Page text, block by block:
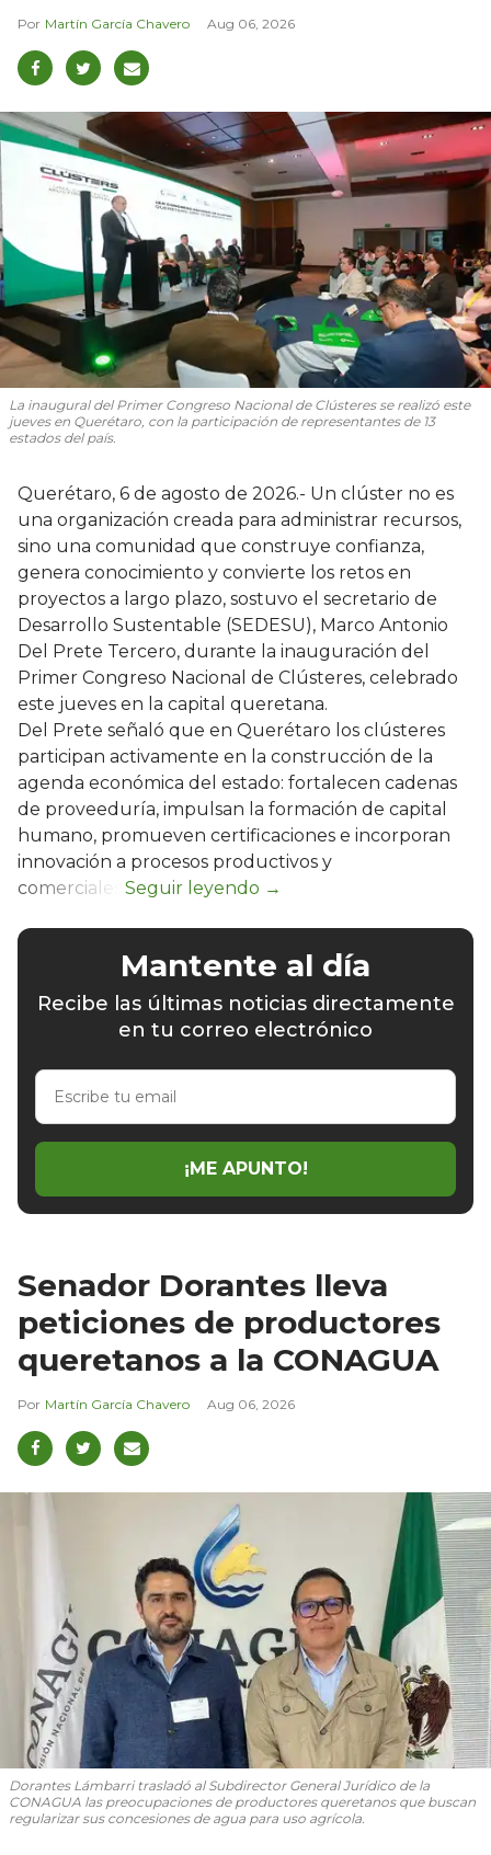
Martín García Chavero Aug 06, 2026
La inaugural del Primer Congreso Nacional de Clústeres se realizó este
jueves en Querétaro, con la participación de representantes de 13
estados del país.
Querétaro, 6 de agosto de 2026.- Un clúster no es
una organización creada para administrar recursos,
sino una comunidad que construye confianza,
genera conocimiento y convierte los retos en
proyectos a largo plazo, sostuvo el secretario de
Desarrollo Sustentable (SEDESU), Marco Antonio
Del Prete Tercero, durante la inauguración del
Primer Congreso Nacional de Clústeres, celebrado
este jueves en la capital queretana.
Del Prete señaló que en Querétaro los clústeres
participan activamente en la construcción de la
agenda económica del estado: fortalecen cadenas
de proveeduría, impulsan la formación de capital
humano, promueven certificaciones e incorporan
innovación a procesos productivos y
comerciales.
Mantente al día
Recibe las últimas noticias directamente
en tu correo electrónico
Escribe
email
¡ME APUNTO!
Senador Dorantes lleva
peticiones de productores
queretanos a la CONAGUA
Martín García Chavero Aug 06, 2026
Dorantes Lámbarri trasladó al Subdirector General Jurídico de la
CONAGUA las preocupaciones de productores queretanos que buscan
regularizar sus concesiones de agua para uso agrícola.